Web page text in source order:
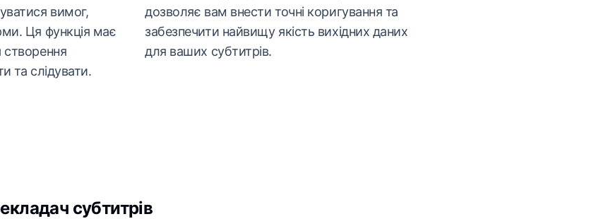
вимог,
Ця функція має
створення
та слідувати.
дозволяє вам внести точні коригування та
забезпечити найвищу якість вихідних даних
для ваших субтитрів.
субтитрів